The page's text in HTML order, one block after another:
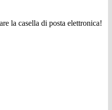
la casella di posta elettronica!